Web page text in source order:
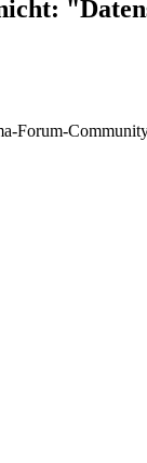
Forum-